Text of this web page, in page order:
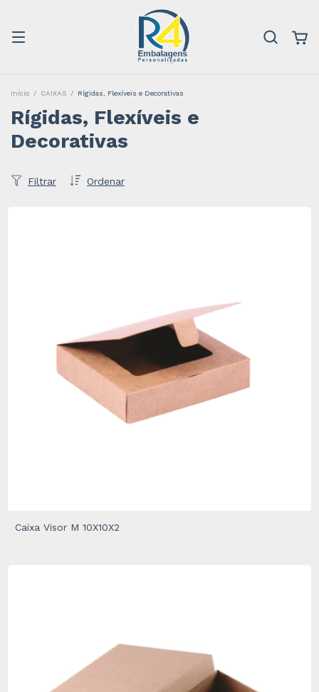
Início / CAIXAS / Rígidas, Flexíveis e Decorativas
Rígidas, Flexíveis e
Decorativas
Ordenar
Filtrar
Caixa Visor M 10X10X2